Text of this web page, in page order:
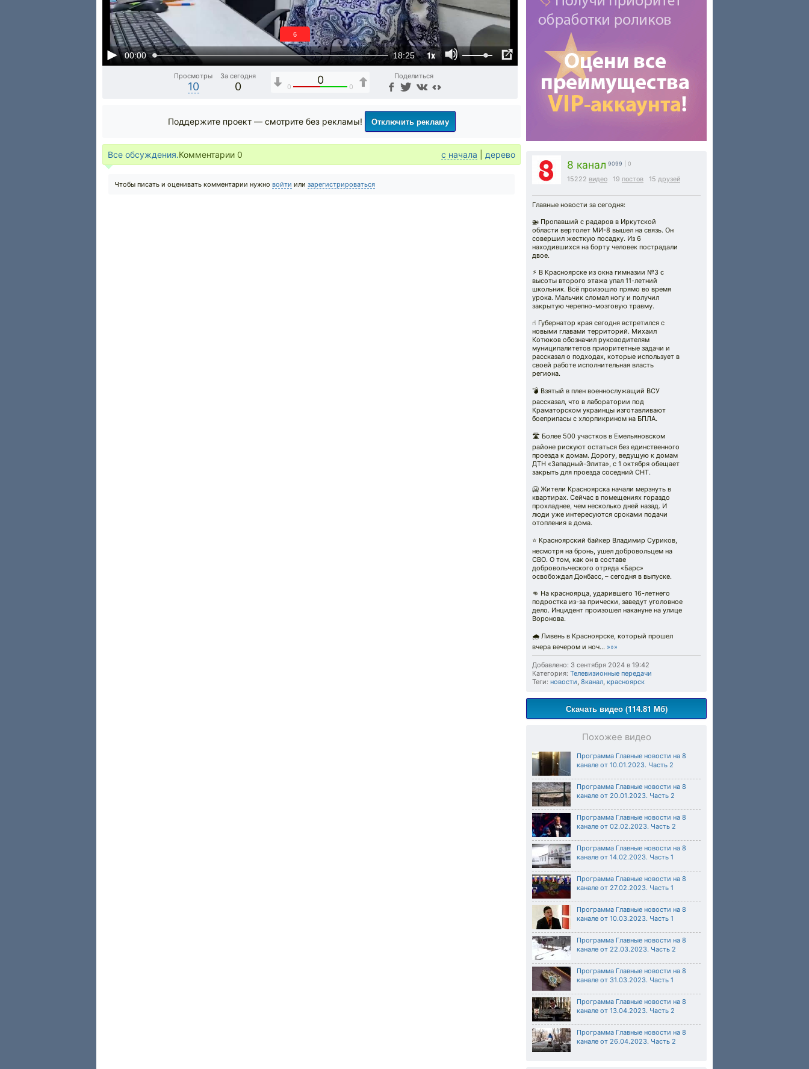
00:00 18:25 1x
6
Просмотры
10
За сегодня
0
0
0 0
Поделиться
8 канал 9099 | 0
15222 видео 19 постов 15 друзей
Главные новости за сегодня:
🚁 Пропавший с радаров в Иркутской
области вертолет МИ-8 вышел на связь. Он
совершил жесткую посадку. Из 6
находившихся на борту человек пострадали
двое.
⚡️ В Красноярске из окна гимназии №3 с
высоты второго этажа упал 11-летний
школьник. Всё произошло прямо во время
урока. Мальчик сломал ногу и получил
закрытую черепно-мозговую травму.
☝️ Губернатор края сегодня встретился с
новыми главами территорий. Михаил
Котюков обозначил руководителям
муниципалитетов приоритетные задачи и
рассказал о подходах, которые использует в
своей работе исполнительная власть
региона.
💣 Взятый в плен военнослужащий ВСУ
рассказал, что в лаборатории под
Краматорском украинцы изготавливают
боеприпасы с хлорпикрином на БПЛА.
🛣 Более 500 участков в Емельяновском
районе рискуют остаться без единственного
проезда к домам. Дорогу, ведущую к домам
ДТН «Западный-Элита», с 1 октября обещает
закрыть для проезда соседний СНТ.
🥶 Жители Красноярска начали мерзнуть в
квартирах. Сейчас в помещениях гораздо
прохладнее, чем несколько дней назад. И
люди уже интересуются сроками подачи
отопления в дома.
⭐️ Красноярский байкер Владимир Суриков,
несмотря на бронь, ушел добровольцем на
СВО. О том, как он в составе
добровольческого отряда «Барс»
освобождал Донбасс, – сегодня в выпуске.
👊 На красноярца, ударившего 16-летнего
подростка из-за прически, заведут уголовное
дело. Инцидент произошел накануне на улице
Воронова.
🌧 Ливень в Красноярске, который прошел
вчера вечером и ноч... »»»
Добавлено: 3 сентября 2024 в 19:42
Категория: Телевизионные передачи
Теги: новости, 8канал, красноярск
Скачать видео (114.81 Мб)
Похожее видео
Программа Главные новости на 8
канале от 10.01.2023. Часть 2
Программа Главные новости на 8
канале от 20.01.2023. Часть 2
Программа Главные новости на 8
канале от 02.02.2023. Часть 2
Программа Главные новости на 8
канале от 14.02.2023. Часть 1
Программа Главные новости на 8
канале от 27.02.2023. Часть 1
Программа Главные новости на 8
канале от 10.03.2023. Часть 1
Программа Главные новости на 8
канале от 22.03.2023. Часть 2
Программа Главные новости на 8
канале от 31.03.2023. Часть 1
Программа Главные новости на 8
канале от 13.04.2023. Часть 2
Программа Главные новости на 8
канале от 26.04.2023. Часть 2
Поддержите проект — смотрите без рекламы! Отключить рекламу
Все обсуждения.Комментарии 0 с начала дерево
Чтобы писать и оценивать комментарии нужно войти или зарегистрироваться